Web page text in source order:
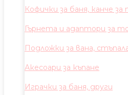
Кофички за баня, канче за
Гърнета и адаптори за
Подложки за вана,
Акесоари за къпане
Играчки за баня, други